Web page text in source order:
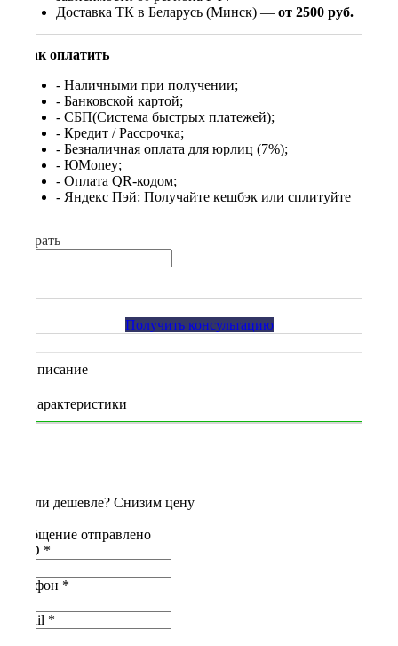
Доставка ТК в Беларусь (Минск) — от 2500 руб.
Как оплатить
- Наличными при получении;
- Банковской картой;
- СБП(Система быстрых платежей);
- Кредит / Рассрочка;
- Безналичная оплата для юрлиц (7%);
- ЮМоney;
- Оплата QR-кодом;
- Яндекс Пэй: Получайте кешбэк или сплитуйте
Выбрать
Получить консультацию
Описание
Характеристики
Нашли дешевле? Снизим цену
Сообщение отправлено
ФИО *
Телефон *
E-mail *